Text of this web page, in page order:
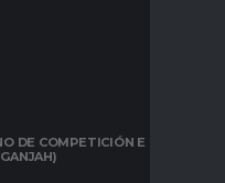
DE COMPETICIÓN E